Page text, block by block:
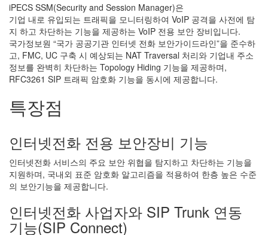
iPECS SSM(Security and Session Manager)은
기업 내로 유입되는 트래픽을 모니터링하여 VoIP 공격을 사전에 탐
지 하고 차단하는 기능을 제공하는 VoIP 전용 보안 장비입니다.
국가정보원 “국가 공공기관 인터넷 전화 보안가이드라인”을 준수하
고, FMC, UC 구축 시 예상되는 NAT Traversal 처리와 기업내 주소
정보를 완벽히 차단하는 Topology Hiding 기능을 제공하며,
RFC3261 SIP 트래픽 암호화 기능을 동시에 제공합니다.
특장점
인터넷전화 전용 보안장비 기능
인터넷전화 서비스의 주요 보안 위협을 탐지하고 차단하는 기능을
지원하며, 국내외 표준 암호화 알고리즘을 적용하여 한층 높은 수준
의 보안기능을 제공합니다.
인터넷전화 사업자와 SIP Trunk 연동
기능(SIP Connect)